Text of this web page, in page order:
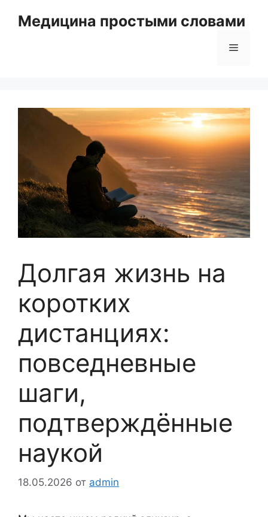
Медицина простыми словами
Меню
Долгая жизнь на
коротких
дистанциях:
повседневные
шаги,
подтверждённые
наукой
18.05.2026 от admin